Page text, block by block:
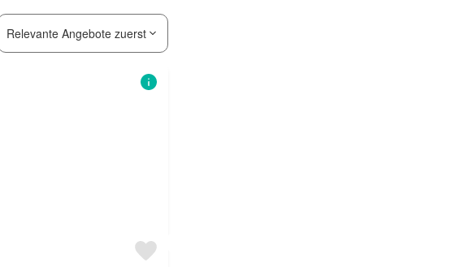
Relevante Angebote zuerst